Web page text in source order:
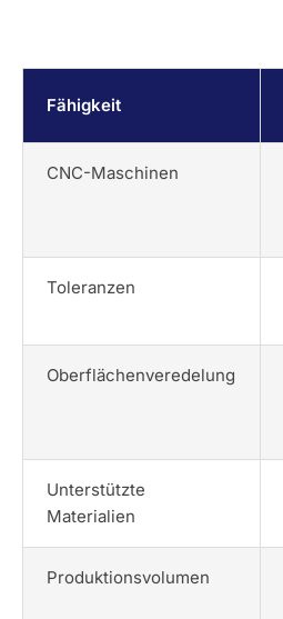
Fähigkeit
CNC-Maschinen
Toleranzen
Oberflächenveredelung
Unterstützte
Materialien
Produktionsvolumen